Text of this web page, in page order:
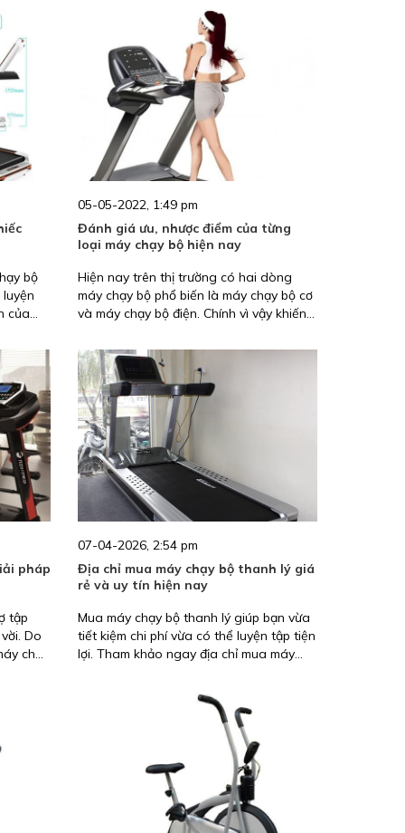
mắt của mình? Vậy thì máy massage mắt
là một lựa chọn hoàn hảo giúp cải thiện
chức năng đôi mắt của bạn. Hãy cùng
chúng tôi tìm hiểu về Top 3 máy
massage mắt đang được mọi người ưa
chuộng hiện nay nhé!
bộ
của
máy
thước
dưới
05-05-2022, 1:49 pm
Đánh giá ưu, nhược điểm của từng
loại máy chạy bộ hiện nay
Hiện nay trên thị trường có hai dòng
máy chạy bộ phổ biến là máy chạy bộ cơ
và máy chạy bộ điện. Chính vì vậy khiến
biết nên mua loại nào có chất lượng tốt
hơn cũng như phù hợp với nhu cầu sử
dụng của cá nhân. Vậy hãy để chúng tôi
giúp bạn giải đáp thắc mắc trên bằng
việc đánh giá ưu nhược điểm của máy
chạy bộ qua bài viết dưới đây.
pháp
tập
Do
chạy
sắm
Và
07-04-2026, 2:54 pm
Địa chỉ mua máy chạy bộ thanh lý giá
rẻ và uy tín hiện nay
Mua máy chạy bộ thanh lý giúp bạn vừa
tiết kiệm chi phí vừa có thể luyện tập tiện
lợi. Tham khảo ngay địa chỉ mua máy